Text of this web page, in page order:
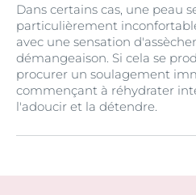
Dans certains cas, une peau
particulièrement
avec une sensation
démangeaison. Si cela se
procurer un soulagement
commençant à réhydrater
l'adoucir et la détendre.